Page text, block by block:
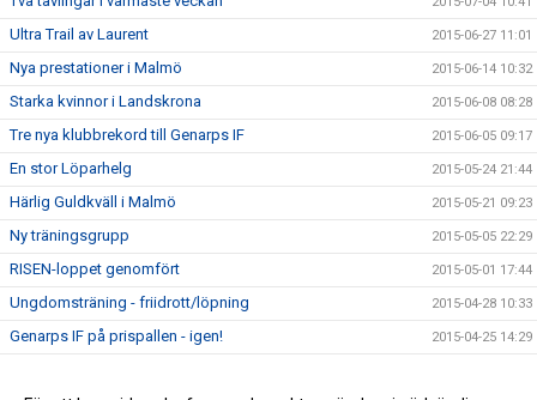
Ultra Trail av Laurent 2015-06-27 11:01
Nya prestationer i Malmö 2015-06-14 10:32
Starka kvinnor i Landskrona 2015-06-08 08:28
Tre nya klubbrekord till Genarps IF 2015-06-05 09:17
En stor Löparhelg 2015-05-24 21:44
Härlig Guldkväll i Malmö 2015-05-21 09:23
Ny träningsgrupp 2015-05-05 22:29
RISEN-loppet genomfört 2015-05-01 17:44
Ungdomsträning - friidrott/löpning 2015-04-28 10:33
Genarps IF på prispallen - igen! 2015-04-25 14:29